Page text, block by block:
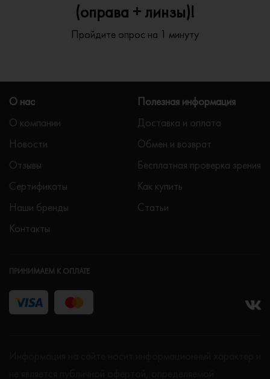
(оправа + линзы)!
Пройдите опрос на 1 минуту
О нас
О компании
Новости
Отзывы
Сертификаты
Наши бренды
Контакты
Полезная информация
Доставка и оплата
Обмен и возврат
Бесплатная проверка зрения
Как купить
Статьи
ПРИНИМАЕМ К ОПЛАТЕ